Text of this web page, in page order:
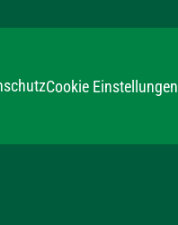
Cookie Einstellungen